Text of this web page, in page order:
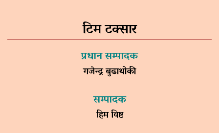
टिम टक्सार
प्रधान सम्पादक
गजेन्द्र बुढाथोकी
सम्पादक
हिम विष्ट